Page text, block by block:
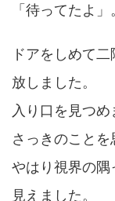
「待ってたよ」
ドアをしめて
放しました。
入り口を見つめ
さっきのことを
やはり視界の
見えました。